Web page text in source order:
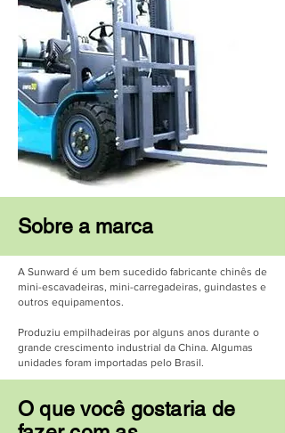
Sobre a marca
A Sunward é um bem sucedido fabricante chinês de
mini-escavadeiras, mini-carregadeiras, guindastes e
outros equipamentos.
Produziu empilhadeiras por alguns anos durante o
grande crescimento industrial da China. Algumas
unidades foram importadas pelo Brasil.
O que você gostaria de